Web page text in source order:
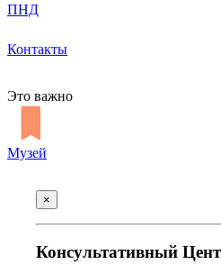
ПНД
Контакты
Это важно
Музей
×
Консультативный